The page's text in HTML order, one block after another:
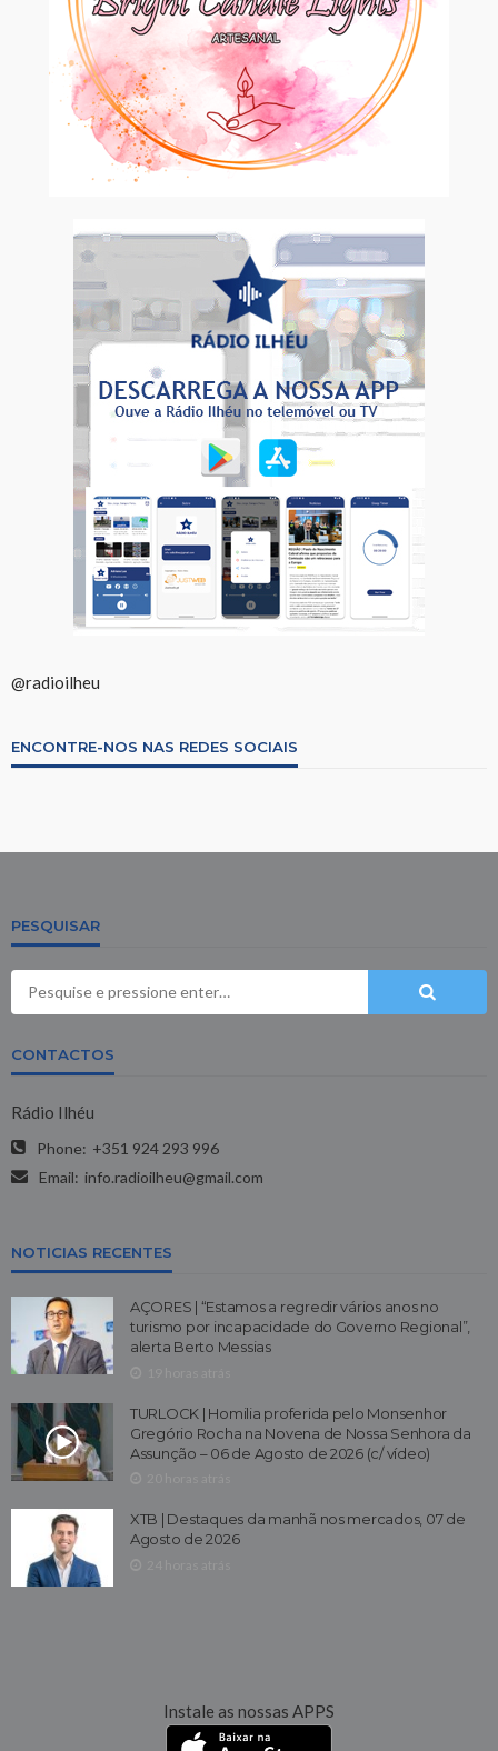
@radioilheu
ENCONTRE-NOS NAS REDES SOCIAIS
PESQUISAR
CONTACTOS
Rádio Ilhéu
Phone: +351 924 293 996
Email: info.radioilheu@gmail.com
NOTICIAS RECENTES
AÇORES | “Estamos a regredir vários anos no
turismo por incapacidade do Governo Regional”,
alerta Berto Messias
TURLOCK | Homilia proferida pelo Monsenhor
Gregório Rocha na Novena de Nossa Senhora da
Assunção – 06 de Agosto de 2026 (c/ vídeo)
XTB | Destaques da manhã nos mercados, 07 de
Agosto de 2026
Instale as nossas APPS